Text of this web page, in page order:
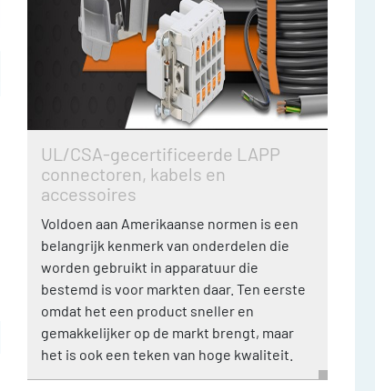
UL/CSA-gecertificeerde LAPP
connectoren, kabels en
accessoires
Voldoen aan Amerikaanse normen is een
belangrijk kenmerk van onderdelen die
worden gebruikt in apparatuur die
bestemd is voor markten daar. Ten eerste
omdat het een product sneller en
gemakkelijker op de markt brengt, maar
het is ook een teken van hoge kwaliteit.